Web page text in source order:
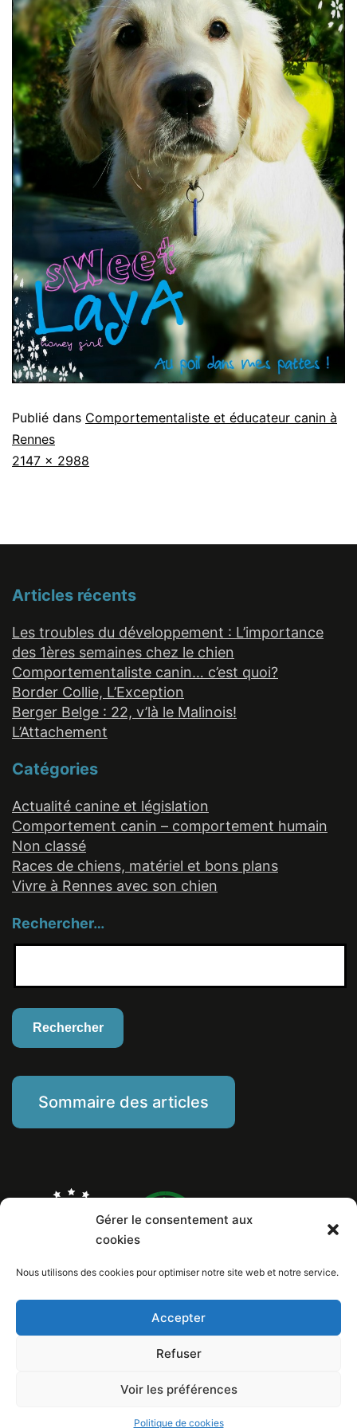
Gérer le consentement aux
cookies
Nous utilisons des cookies pour optimiser notre site web et notre service.
Accepter
Refuser
Voir les préférences
Politique de cookies
Publié dans Comportementaliste et éducateur canin à
Rennes
Taille
2147 × 2988
Articles récents
Les troubles du développement : L’importance
des 1ères semaines chez le chien
Comportementaliste canin… c’est quoi?
Border Collie, L’Exception
Berger Belge : 22, v’là le Malinois!
L’Attachement
Catégories
Actualité canine et législation
Comportement canin – comportement humain
Non classé
Races de chiens, matériel et bons plans
Vivre à Rennes avec son chien
Rechercher…
Sommaire des articles
Mentions Légales
Politique de cookies
Numéro de Siret: 799 260 146 00029
Copyright © 2026 Au poil dans mes pattes! / Design et conception internet: